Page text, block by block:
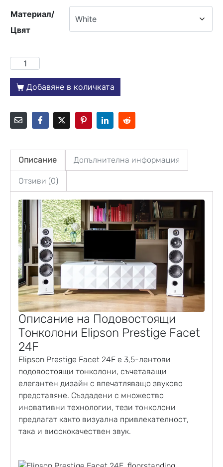
Материал/
Цвят
Добавяне в количката
Описание Допълнителна информация
Отзиви (0)
Описание на Подовостоящи
Тонколони Elipson Prestige Facet
24F
Elipson Prestige Facet 24F е 3,5-лентови
подовостоящи тонколони, съчетаващи
елегантен дизайн с впечатляващо звуково
представяне. Създадени с множество
иновативни технологии, тези тонколони
предлагат както визуална привлекателност,
така и висококачествен звук.